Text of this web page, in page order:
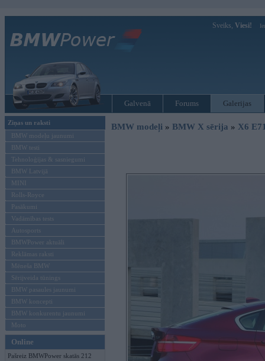
Sveiks, Viesi!
Galvenā Forums Galerijas
Ziņas un raksti
BMW modeļu jaunumi
BMW testi
Tehnoloģijas & sasniegumi
BMW Latvijā
MINI
Rolls-Royce
Pasākumi
Vadāmības tests
Autosports
BMWPower aktuāli
Reklāmas raksti
Mēneša BMW
Sērijveida tūnings
BMW pasaules jaunumi
BMW koncepti
BMW konkurentu jaunumi
Moto
Online
Pašreiz BMWPower skatās 212
BMW modeļi » BMW X sērija » X6